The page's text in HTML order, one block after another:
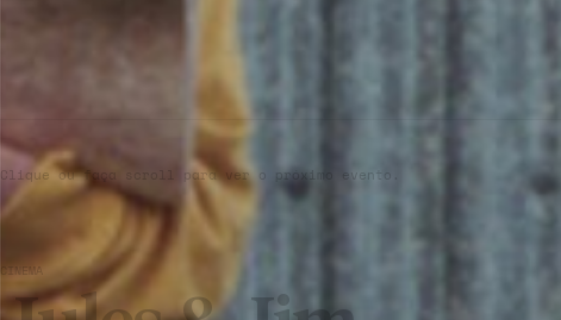
Clique ou faça scroll para ver o próximo evento.
CINEMA